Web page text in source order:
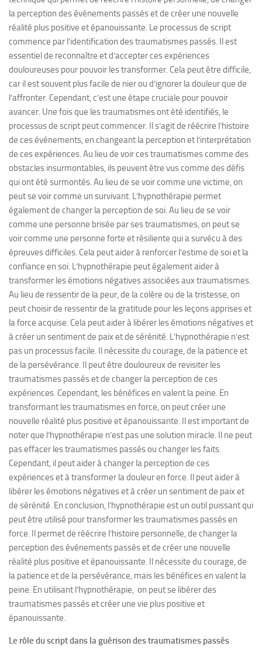
la perception des événements passés et de créer une nouvelle
réalité plus positive et épanouissante. Le processus de script
commence par l’identification des traumatismes passés. Il est
essentiel de reconnaître et d’accepter ces expériences
douloureuses pour pouvoir les transformer. Cela peut être difficile,
car il est souvent plus facile de nier ou d’ignorer la douleur que de
l’affronter. Cependant, c’est une étape cruciale pour pouvoir
avancer. Une fois que les traumatismes ont été identifiés, le
processus de script peut commencer. Il s’agit de réécrire l’histoire
de ces événements, en changeant la perception et l’interprétation
de ces expériences. Au lieu de voir ces traumatismes comme des
obstacles insurmontables, ils peuvent être vus comme des défis
qui ont été surmontés. Au lieu de se voir comme une victime, on
peut se voir comme un survivant. L’hypnothérapie permet
également de changer la perception de soi. Au lieu de se voir
comme une personne brisée par ses traumatismes, on peut se
voir comme une personne forte et résiliente qui a survécu à des
épreuves difficiles. Cela peut aider à renforcer l’estime de soi et la
confiance en soi. L’hypnothérapie peut également aider à
transformer les émotions négatives associées aux traumatismes.
Au lieu de ressentir de la peur, de la colère ou de la tristesse, on
peut choisir de ressentir de la gratitude pour les leçons apprises et
la force acquise. Cela peut aider à libérer les émotions négatives et
à créer un sentiment de paix et de sérénité. L’hypnothérapie n’est
pas un processus facile. Il nécessite du courage, de la patience et
de la persévérance. Il peut être douloureux de revisiter les
traumatismes passés et de changer la perception de ces
expériences. Cependant, les bénéfices en valent la peine. En
transformant les traumatismes en force, on peut créer une
nouvelle réalité plus positive et épanouissante. Il est important de
noter que l’hypnothérapie n’est pas une solution miracle. Il ne peut
pas effacer les traumatismes passés ou changer les faits.
Cependant, il peut aider à changer la perception de ces
expériences et à transformer la douleur en force. Il peut aider à
libérer les émotions négatives et à créer un sentiment de paix et
de sérénité. En conclusion, l’hypnothérapie est un outil puissant qui
peut être utilisé pour transformer les traumatismes passés en
force. Il permet de réécrire l’histoire personnelle, de changer la
perception des événements passés et de créer une nouvelle
réalité plus positive et épanouissante. Il nécessite du courage, de
la patience et de la persévérance, mais les bénéfices en valent la
peine. En utilisant l’hypnothérapie, on peut se libérer des
traumatismes passés et créer une vie plus positive et
épanouissante.
Le rôle du script dans la guérison des traumatismes passés